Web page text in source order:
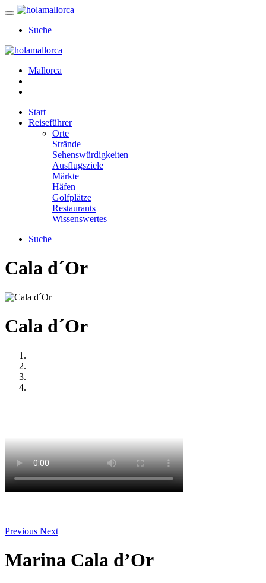
Suche
Mallorca
Start
Reiseführer
Orte
Strände
Sehenswürdigkeiten
Ausflugsziele
Märkte
Häfen
Golfplätze
Restaurants
Wissenswertes
Suche
Cala d´Or
Cala d´Or
Previous Next
Marina Cala d’Or